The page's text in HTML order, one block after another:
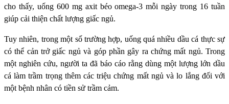
cho thấy, uống 600 mg axit béo omega-3 mỗi ngày trong 16 tuần
giúp cải thiện chất lượng giấc ngủ.
Tuy nhiên, trong một số trường hợp, uống quá nhiều dầu cá thực sự
có thể cản trở giấc ngủ và góp phần gây ra chứng mất ngủ. Trong
một nghiên cứu, người ta đã báo cáo rằng dùng một lượng lớn dầu
cá làm trầm trọng thêm các triệu chứng mất ngủ và lo lắng đối với
một bệnh nhân có tiền sử trầm cảm.